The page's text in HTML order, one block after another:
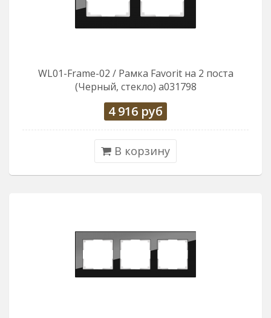
WL01-Frame-02 / Рамка Favorit на 2 поста
(Черный, стекло) a031798
4 916 руб
В корзину